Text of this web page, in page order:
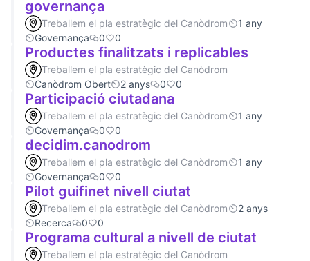
governança
Treballem el pla estratègic del Canòdrom
1 any
Governança
0 0
Productes finalitzats i replicables
Treballem el pla estratègic del Canòdrom
Canòdrom Obert
2 anys 0 0
Participació ciutadana
Treballem el pla estratègic del Canòdrom
1 any
Governança
0 0
decidim.canodrom
Treballem el pla estratègic del Canòdrom
1 any
Governança
0 0
Pilot guifinet nivell ciutat
Treballem el pla estratègic del Canòdrom
2 anys
Recerca
0 0
Programa cultural a nivell de ciutat
Treballem el pla estratègic del Canòdrom